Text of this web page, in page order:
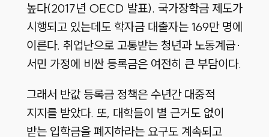
높다(2017년 OECD 발표). 국가장학금 제도가
시행되고 있는데도 학자금 대출자는 169만 명에
이른다. 취업난으로 고통받는 청년과 노동계급·
서민 가정에 비싼 등록금은 여전히 큰 부담이다.
그래서 반값 등록금 정책은 수년간 대중적
지지를 받았다. 또, 대학들이 별 근거도 없이
받는 입학금을 폐지하라는 요구도 계속되고